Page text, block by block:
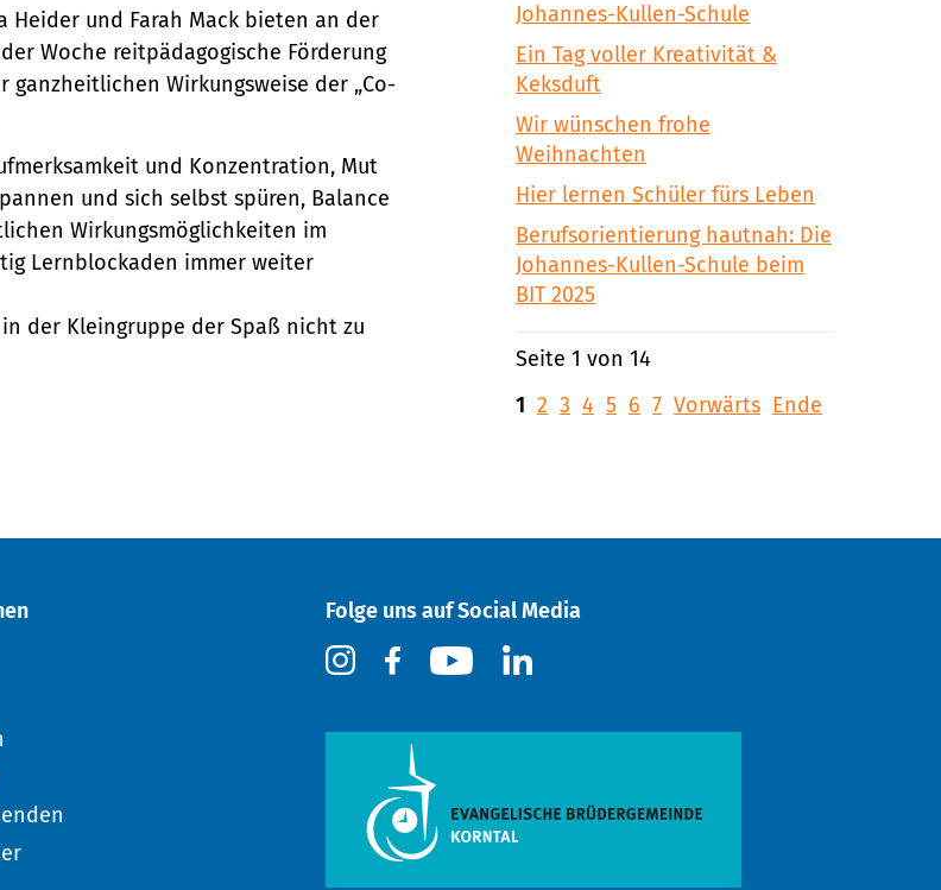
und Farah Mack bieten an der
Woche reitpädagogische Förderung
Wirkungsweise der „Co-
und Konzentration, Mut
und sich selbst spüren, Balance
Wirkungsmöglichkeiten im
Lernblockaden immer weiter
der Kleingruppe der Spaß nicht zu
Johannes-Kullen-Schule
Ein Tag voller Kreativität &
Keksduft
Wir wünschen frohe
Weihnachten
Hier lernen Schüler fürs Leben
Berufsorientierung hautnah: Die
Johannes-Kullen-Schule beim
BIT 2025
Seite 1 von 14
1 2 3 4 5 6 7 Vorwärts Ende
Folge uns auf Social Media